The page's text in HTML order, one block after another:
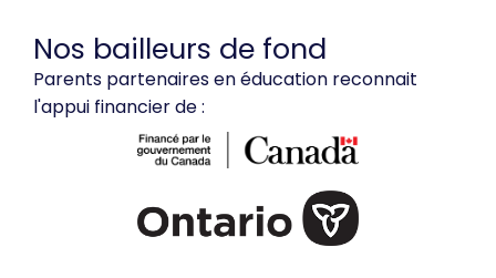
Nos bailleurs de fond
Parents partenaires en éducation reconnait
l'appui financier de :